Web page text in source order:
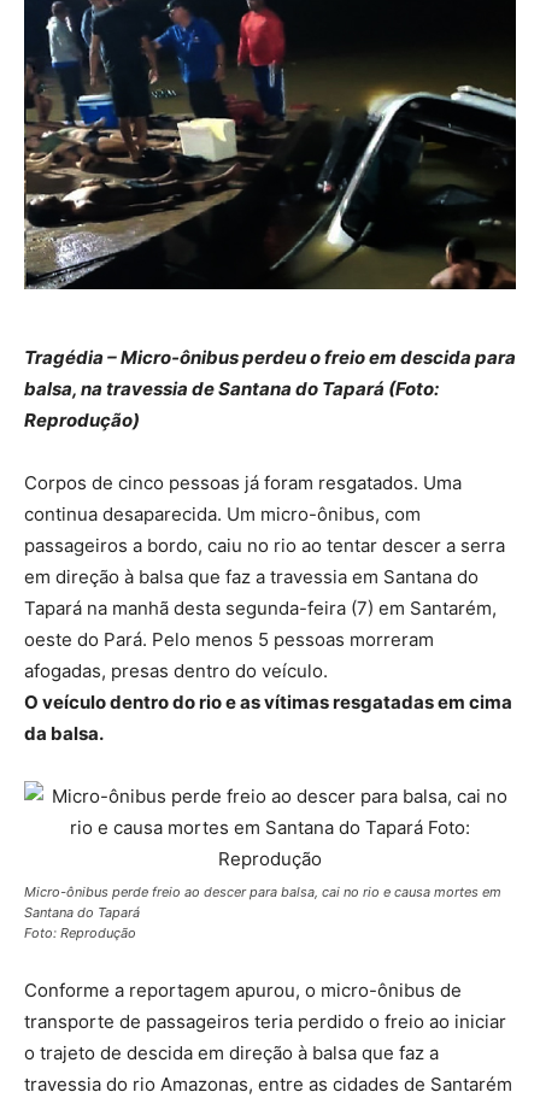
Tragédia – Micro-ônibus perdeu o freio em descida para
balsa, na travessia de Santana do Tapará (Foto:
Reprodução)
Corpos de cinco pessoas já foram resgatados. Uma
continua desaparecida. Um micro-ônibus, com
passageiros a bordo, caiu no rio ao tentar descer a serra
em direção à balsa que faz a travessia em Santana do
Tapará na manhã desta segunda-feira (7) em Santarém,
oeste do Pará. Pelo menos 5 pessoas morreram
afogadas, presas dentro do veículo.
O veículo dentro do rio e as vítimas resgatadas em cima
da balsa.
Micro-ônibus perde freio ao descer para balsa, cai no rio e causa mortes em
Santana do Tapará
Foto: Reprodução
Conforme a reportagem apurou, o micro-ônibus de
transporte de passageiros teria perdido o freio ao iniciar
o trajeto de descida em direção à balsa que faz a
travessia do rio Amazonas, entre as cidades de Santarém